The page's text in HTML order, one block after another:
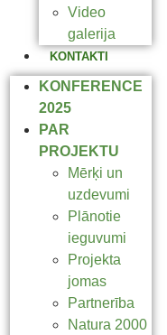
Video
galerija
KONTAKTI
KONFERENCE
2025
PAR
PROJEKTU
Mērķi un
uzdevumi
Plānotie
ieguvumi
Projekta
jomas
Partnerība
Natura 2000